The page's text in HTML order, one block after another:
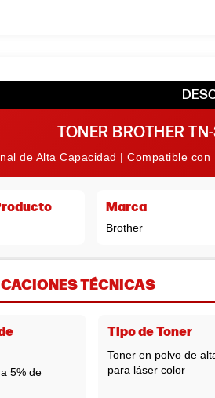
TONER BROTHER
de Alta Capacidad | Compatible
Marca
Brother
TÉCNICAS
5% de
Tipo de Toner
Toner en polvo de
para láser color